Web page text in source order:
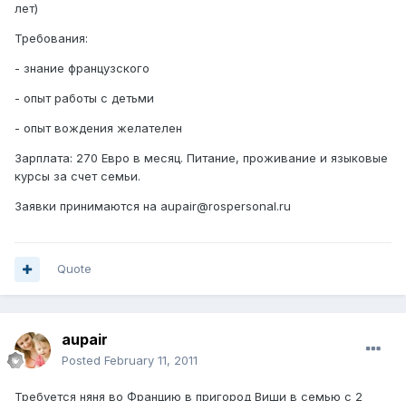
лет)
Требования:
- знание французского
- опыт работы с детьми
- опыт вождения желателен
Зарплата: 270 Евро в месяц. Питание, проживание и языковые
курсы за счет семьи.
Заявки принимаются на aupair@rospersonal.ru
Quote
aupair
Posted February 11, 2011
Требуется няня во Францию в пригород Виши в семью с 2